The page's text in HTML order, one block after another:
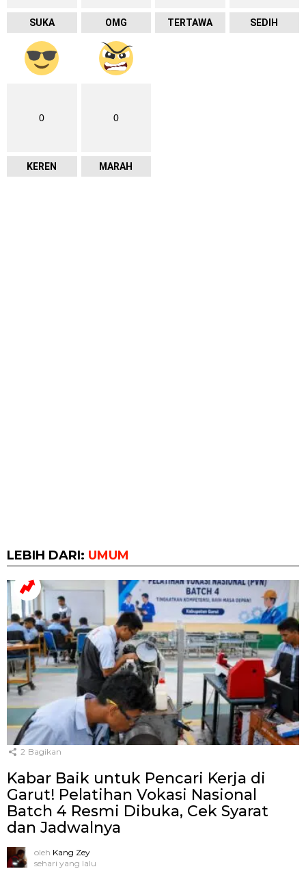
SUKA OMG TERTAWA SEDIH
0
KEREN
0
MARAH
LEBIH DARI: UMUM
2 Bagikan
Kabar Baik untuk Pencari Kerja di
Garut! Pelatihan Vokasi Nasional
Batch 4 Resmi Dibuka, Cek Syarat
dan Jadwalnya
oleh Kang Zey
sehari yang lalu